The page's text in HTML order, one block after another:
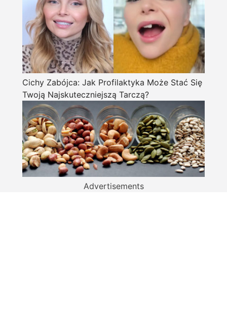
Cichy Zabójca: Jak Profilaktyka Może Stać Się
Twoją Najskuteczniejszą Tarczą?
Advertisements